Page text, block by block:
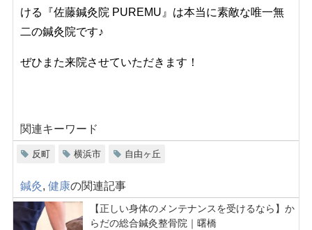
ける『佐藤鍼灸院 PUREMU』は本当に素敵な唯一無
二の鍼灸院です♪
ぜひまた来院させていただきます！
関連キーワード
反町 横浜市 自由ヶ丘
鍼灸 健康の関連記事
【正しい身体のメンテナンスを受けるなら】か
らだの総合鍼灸整骨院｜曙橋